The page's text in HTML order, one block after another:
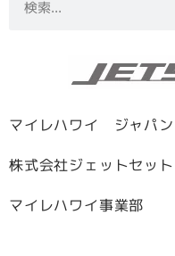
マイレハワイ ジャパン
株式会社ジェットセット
マイレハワイ事業部